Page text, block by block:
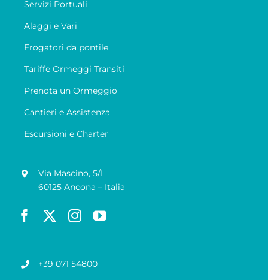
Servizi Portuali
Alaggi e Vari
Erogatori da pontile
Tariffe Ormeggi Transiti
Prenota un Ormeggio
Cantieri e Assistenza
Escursioni e Charter
Via Mascino, 5/L
60125 Ancona – Italia
+39 071 54800